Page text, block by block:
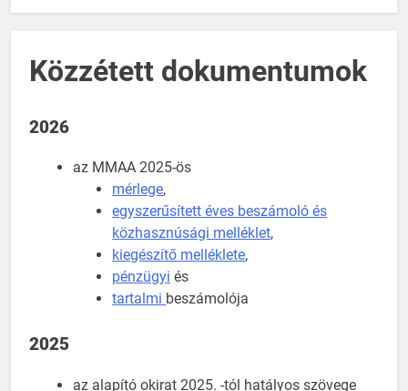
Közzétett dokumentumok
2026
az MMAA 2025-ös
mérlege,
egyszerűsített éves beszámoló és
közhasznúsági melléklet,
kiegészítő melléklete,
pénzügyi és
tartalmi beszámolója
2025
az alapító okirat 2025. -tól hatályos szövege